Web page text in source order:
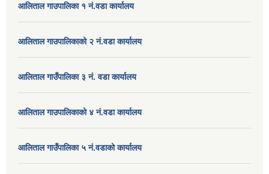
आलिताल गाउपालिका १ नं.वडा कार्यालय
आलिताल गाउपालिकाको २ नं.वडा कार्यालय
आलिताल गाउँपालिका ३ नं. वडा कार्यालय
आलिताल गाउपालिकाको ४ नं.वडा कार्यालय
आलिताल गाउँपालिका ५ नं.वडाको कार्यालय